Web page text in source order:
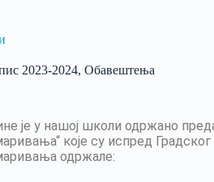
2023-2024,Обавештења
је у нашој школи одржано
које су испред
одржале: